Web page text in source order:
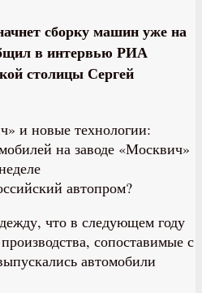
сборку машин уже на
в интервью РИА
столицы Сергей
и новые технологии:
автопром?
что в следующем году
сопоставимые с
автомобили